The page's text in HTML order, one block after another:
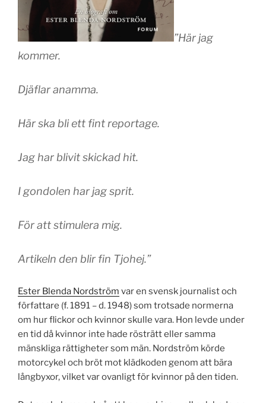
”Här jag
kommer.
Djäflar anamma.
Här ska bli ett fint reportage.
Jag har blivit skickad hit.
I gondolen har jag sprit.
För att stimulera mig.
Artikeln den blir fin Tjohej.”
Ester Blenda Nordström var en svensk journalist och
författare (f. 1891 – d. 1948) som trotsade normerna
om hur flickor och kvinnor skulle vara. Hon levde under
en tid då kvinnor inte hade rösträtt eller samma
mänskliga rättigheter som män. Nordström körde
motorcykel och bröt mot klädkoden genom att bära
långbyxor, vilket var ovanligt för kvinnor på den tiden.